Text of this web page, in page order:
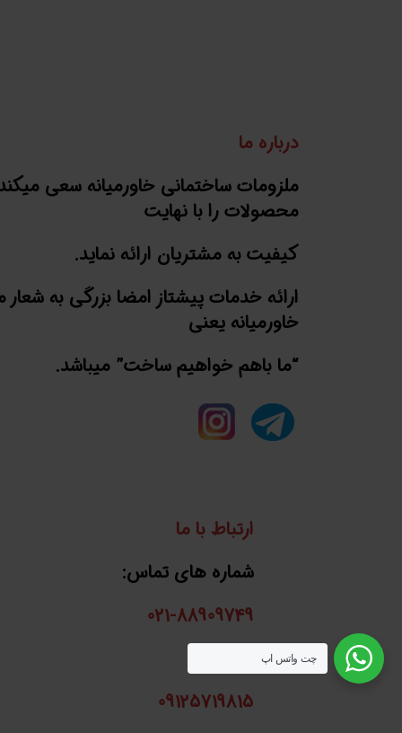
درباره ما
ملزومات ساختمانی خاورمیانه سعی
محصولات را با نهایت
کیفیت به مشتریان ارائه نماید.
ارائه خدمات پیشتاز امضا بزرگی به شعار
خاورمیانه یعنی
“ما باهم خواهیم ساخت” میباشد.
ارتباط با ما
شماره های تماس:
021-88909749
09125719815
چت واتس اپ